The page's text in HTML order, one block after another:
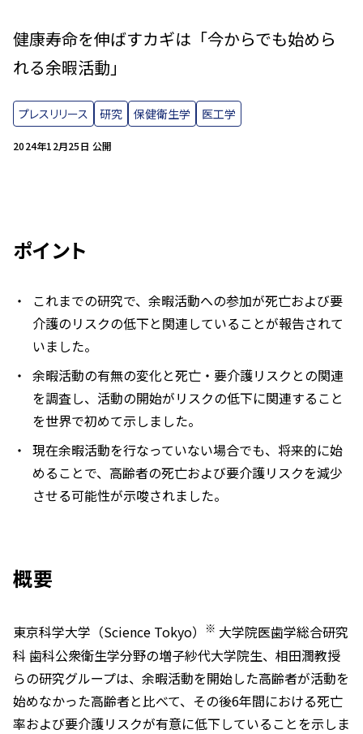
2024年12月25日 公開
健康寿命を伸ばすカギは「今からでも始めら
れる余暇活動」
プレスリリース 研究 保健衛生学 医工学
ポイント
これまでの研究で、余暇活動への参加が死亡および要
介護のリスクの低下と関連していることが報告されて
いました。
余暇活動の有無の変化と死亡・要介護リスクとの関連
を調査し、活動の開始がリスクの低下に関連すること
を世界で初めて示しました。
現在余暇活動を行なっていない場合でも、将来的に始
めることで、高齢者の死亡および要介護リスクを減少
させる可能性が示唆されました。
概要
東京科学大学（Science Tokyo） ※ 大学院医歯学総合研究
科 歯科公衆衛生学分野の増子紗代大学院生、相田潤教授
らの研究グループは、余暇活動を開始した高齢者が活動を
始めなかった高齢者と比べて、その後6年間における死亡
率および要介護リスクが有意に低下していることを示しま